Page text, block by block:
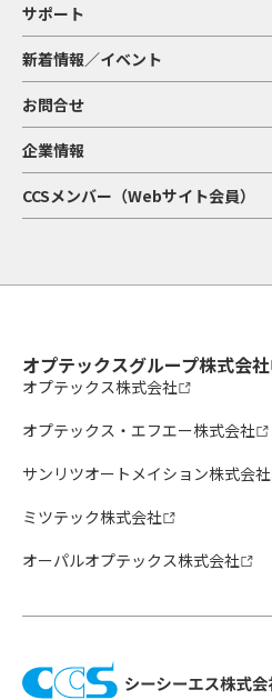
サポート
新着情報／イベント
お問合せ
企業情報
CCSメンバー（Webサイト会員）
オプテックスグループ株式会社
オプテックス株式会社
オプテックス・エフエー株式会社
サンリツオートメイション株式会社
ミツテック株式会社
オーパルオプテックス株式会社